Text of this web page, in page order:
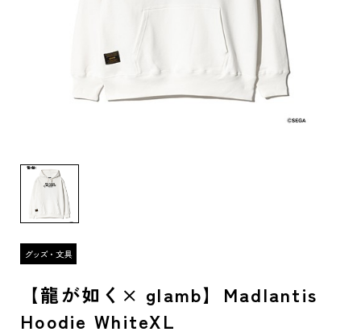
【龍が如く× glamb】Madlantis
Hoodie WhiteXL